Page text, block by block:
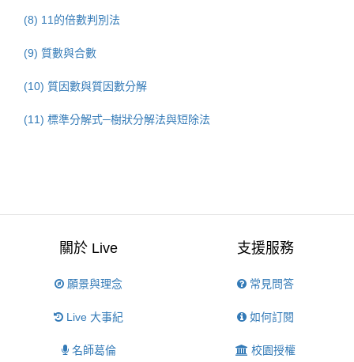
(8) 11的倍數判別法
(9) 質數與合數
(10) 質因數與質因數分解
(11) 標準分解式─樹狀分解法與短除法
關於 Live
願景與理念
Live 大事紀
名師葛倫
支援服務
常見問答
如何訂閱
校園授權